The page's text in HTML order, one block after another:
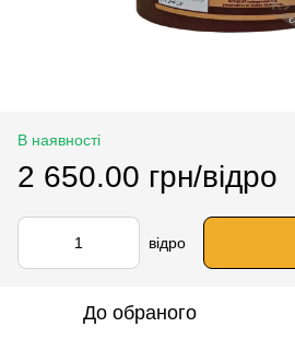
В наявності
2 650.00 грн/відро
відро
До обраного